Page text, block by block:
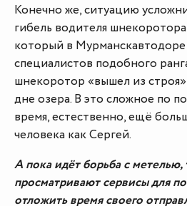
Конечно же, ситуацию
гибель водителя
который в
специалистов подобного
шнекоротор «вышел из
дне озера. В это сложное по
время, естественно, ещё
человека как Сергей.
А пока идёт борьба с
просматривают сервисы для
отложить время своего